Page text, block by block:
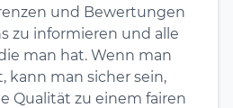
und Bewertungen
zu informieren und alle
man hat. Wenn man
kann man sicher sein,
Qualität zu einem fairen